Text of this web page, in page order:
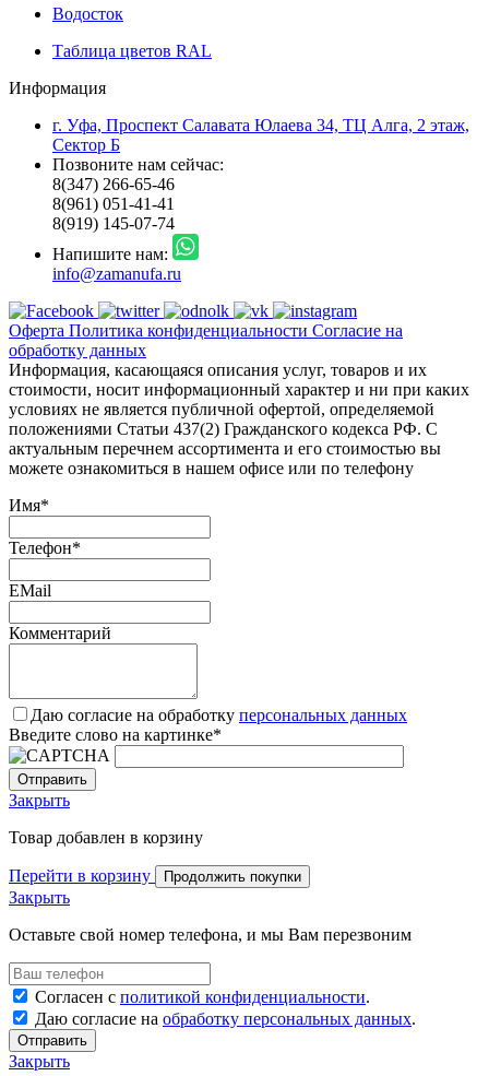
Водосток
Таблица цветов RAL
Информация
г. Уфа, Проспект Салавата Юлаева 34, ТЦ Алга, 2 этаж,
Сектор Б
Позвоните нам сейчас:
8(347) 266-65-46
8(961) 051-41-41
8(919) 145-07-74
Напишите нам:
info@zamanufa.ru
Оферта Политика конфиденциальности Согласие на
обработку данных
Информация, касающаяся описания услуг, товаров и их
стоимости, носит информационный характер и ни при каких
условиях не является публичной офертой, определяемой
положениями Статьи 437(2) Гражданского кодекса РФ. С
актуальным перечнем ассортимента и его стоимостью вы
можете ознакомиться в нашем офисе или по телефону
Имя*
Телефон*
EMail
Комментарий
Даю согласие на обработку персональных данных
Введите слово на картинке*
Закрыть
Товар добавлен в корзину
Перейти в корзину Продолжить покупки
Закрыть
Оставьте свой номер телефона, и мы Вам перезвоним
Согласен с политикой конфиденциальности.
Даю согласие на обработку персональных данных.
Отправить
Закрыть